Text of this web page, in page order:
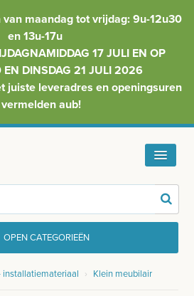
maandag tot vrijdag: 9u-12u30
en 13u-17u
17 JULI EN OP
DINSDAG 21 JULI 2026
juiste leveradres en openingsuren
aub!
OPEN CATEGORIEËN
installatiemateriaal › Klein meubilair